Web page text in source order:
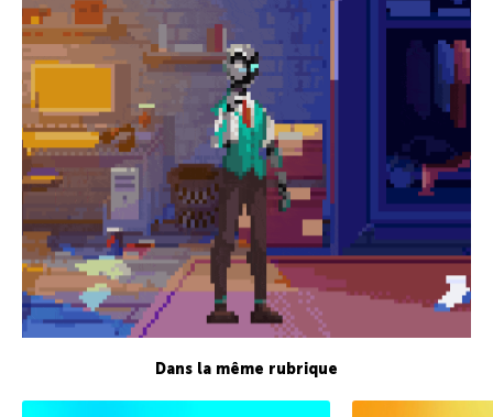
Dans la même rubrique